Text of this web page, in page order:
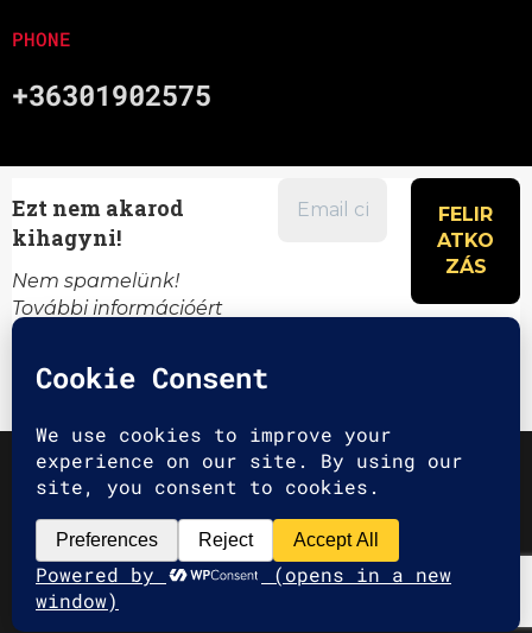
PHONE
+36301902575
Ezt nem akarod
kihagyni!
Nem spamelünk!
További információért
olvasd el az
irányelveket
2025 G2A Marketing Pécs
Minden jog fenntartva. | All rights